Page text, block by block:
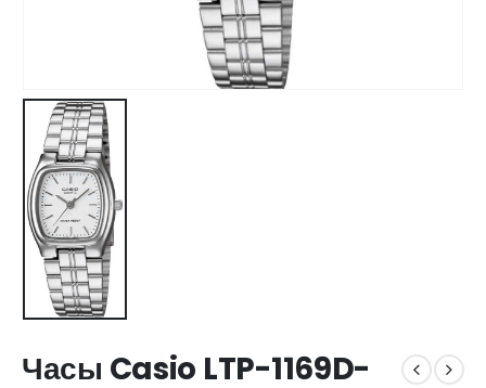
Часы Casio LTP-1169D-